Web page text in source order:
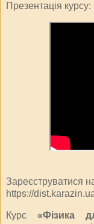
Презентація курсу:
Зареєструватися
https://
Курс «Фізика